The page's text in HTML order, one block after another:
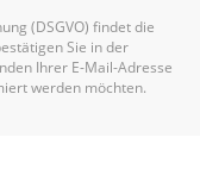
(DSGVO) findet die
Sie in der
Ihrer E-Mail-Adresse
werden möchten.